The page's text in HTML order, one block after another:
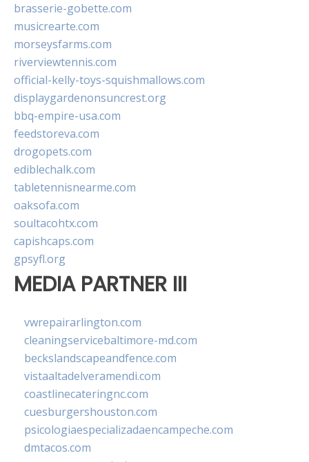
brasserie-gobette.com
musicrearte.com
morseysfarms.com
riverviewtennis.com
official-kelly-toys-squishmallows.com
displaygardenonsuncrest.org
bbq-empire-usa.com
feedstoreva.com
drogopets.com
ediblechalk.com
tabletennisnearme.com
oaksofa.com
soultacohtx.com
capishcaps.com
gpsyfl.org
MEDIA PARTNER III
vwrepairarlington.com
cleaningservicebaltimore-md.com
beckslandscapeandfence.com
vistaaltadelveramendi.com
coastlinecateringnc.com
cuesburgershouston.com
psicologiaespecializadaencampeche.com
dmtacos.com